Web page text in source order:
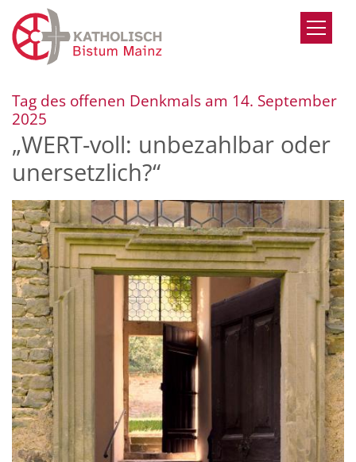
Zum Inhalt springen
Tag des offenen Denkmals am 14. September
2025
„WERT-voll: unbezahlbar oder
unersetzlich?“